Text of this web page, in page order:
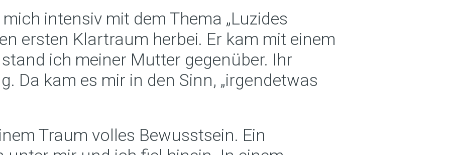
intensiv mit dem Thema „Luzides
ersten Klartraum herbei. Er kam mit einem
ich meiner Mutter gegenüber. Ihr
Da kam es mir in den Sinn, „irgendetwas
Traum volles Bewusstsein. Ein